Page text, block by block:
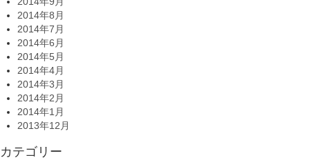
2014年8月
2014年7月
2014年6月
2014年5月
2014年4月
2014年3月
2014年2月
2014年1月
2013年12月
カテゴリー